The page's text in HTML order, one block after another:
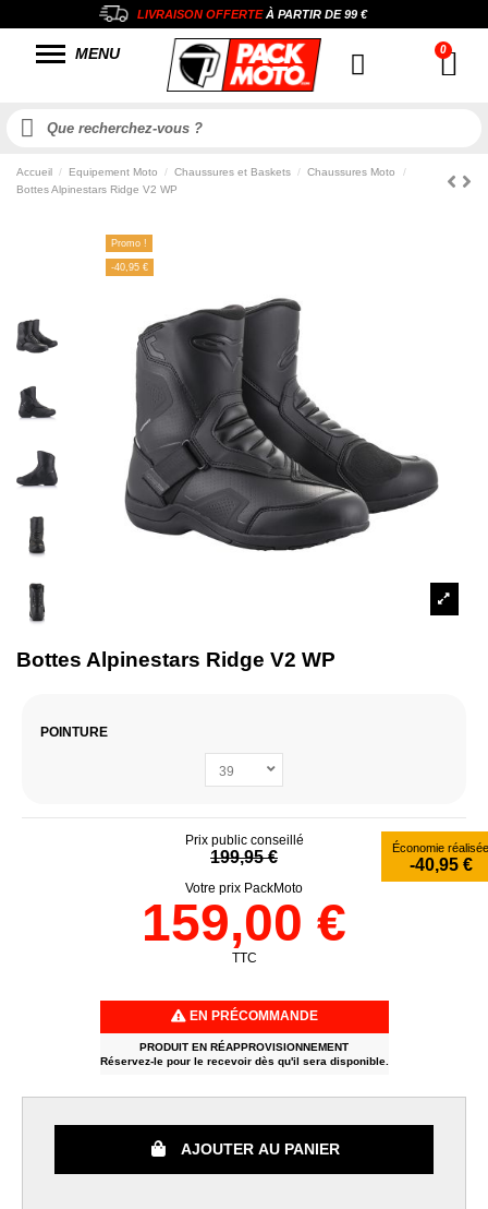
LIVRAISON OFFERTEÀ PARTIR DE99 €
MENU
Accueil Equipement Moto Chaussures et Baskets
Chaussures Moto
Bottes Alpinestars Ridge V2 WP
Promo !
-40,95 €
Bottes Alpinestars Ridge V2 WP
POINTURE
Prix public conseillé
199,95 € Économie réalisée
-40,95 €
Votre prix PackMoto
159,00 €
TTC
EN PRÉCOMMANDE
PRODUIT EN RÉAPPROVISIONNEMENT
Réservez-le pour le recevoir dès qu'il sera disponible.
AJOUTER AU PANIER